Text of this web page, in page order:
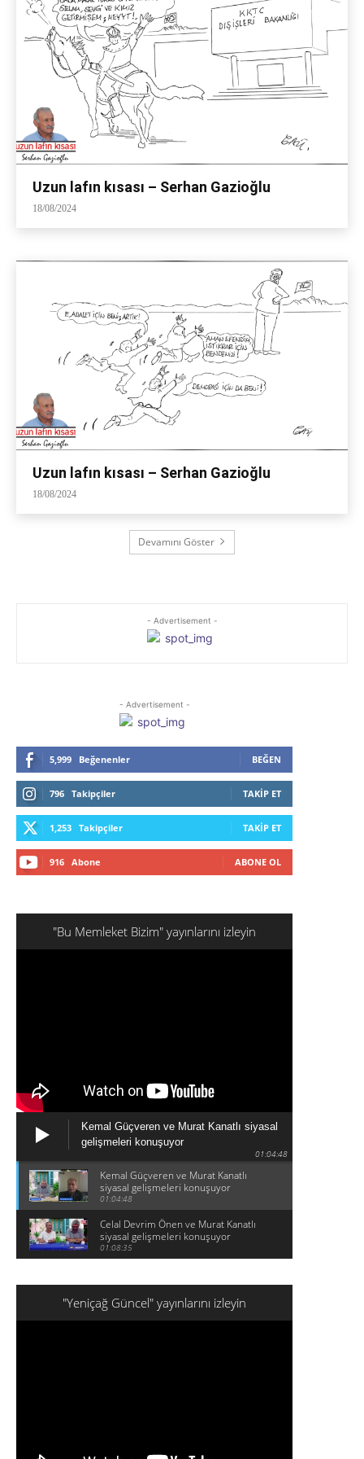
Uzun lafın kısası – Serhan Gazioğlu
18/08/2024
Uzun lafın kısası – Serhan Gazioğlu
18/08/2024
Devamını Göster
- Advertisement -
- Advertisement -
5,999 Beğenenler BEĞEN
796 Takipçiler TAKIP ET
1,253 Takipçiler TAKIP ET
916 Abone ABONE OL
"Bu Memleket Bizim" yayınlarını izleyin
Kemal Güçveren ve Murat Kanatlı siyasal
gelişmeleri konuşuyor
01:04:48
Kemal Güçveren ve Murat Kanatlı
siyasal gelişmeleri konuşuyor
01:04:48
Celal Devrim Önen ve Murat Kanatlı
siyasal gelişmeleri konuşuyor
01:08:35
"Yeniçağ Güncel" yayınlarını izleyin